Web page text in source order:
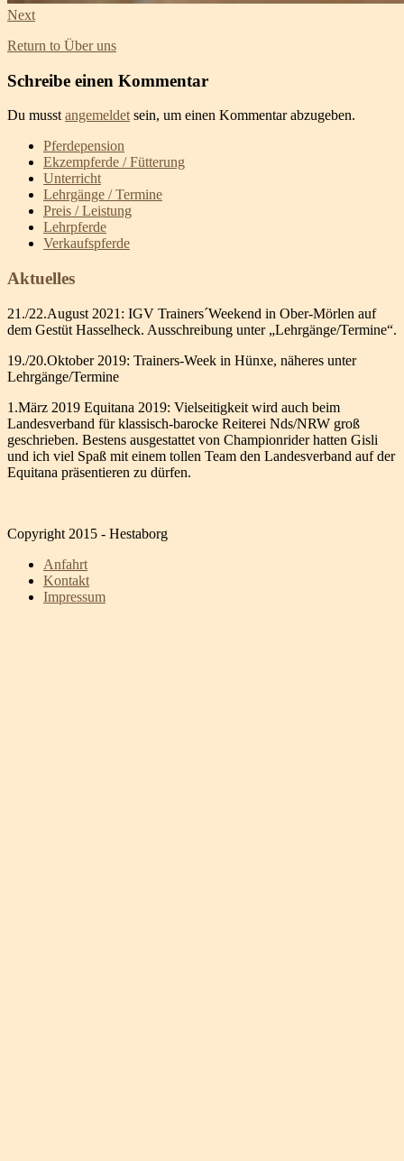
Next
Return to Über uns
Schreibe einen Kommentar
Du musst angemeldet sein, um einen Kommentar abzugeben.
Pferdepension
Ekzempferde / Fütterung
Unterricht
Lehrgänge / Termine
Preis / Leistung
Lehrpferde
Verkaufspferde
Aktuelles
21./22.August 2021: IGV Trainers´Weekend in Ober-Mörlen auf
dem Gestüt Hasselheck. Ausschreibung unter „Lehrgänge/Termine“.
19./20.Oktober 2019: Trainers-Week in Hünxe, näheres unter
Lehrgänge/Termine
1.März 2019 Equitana 2019: Vielseitigkeit wird auch beim
Landesverband für klassisch-barocke Reiterei Nds/NRW groß
geschrieben. Bestens ausgestattet von Championrider hatten Gisli
und ich viel Spaß mit einem tollen Team den Landesverband auf der
Equitana präsentieren zu dürfen.
Copyright 2015 - Hestaborg
Anfahrt
Kontakt
Impressum